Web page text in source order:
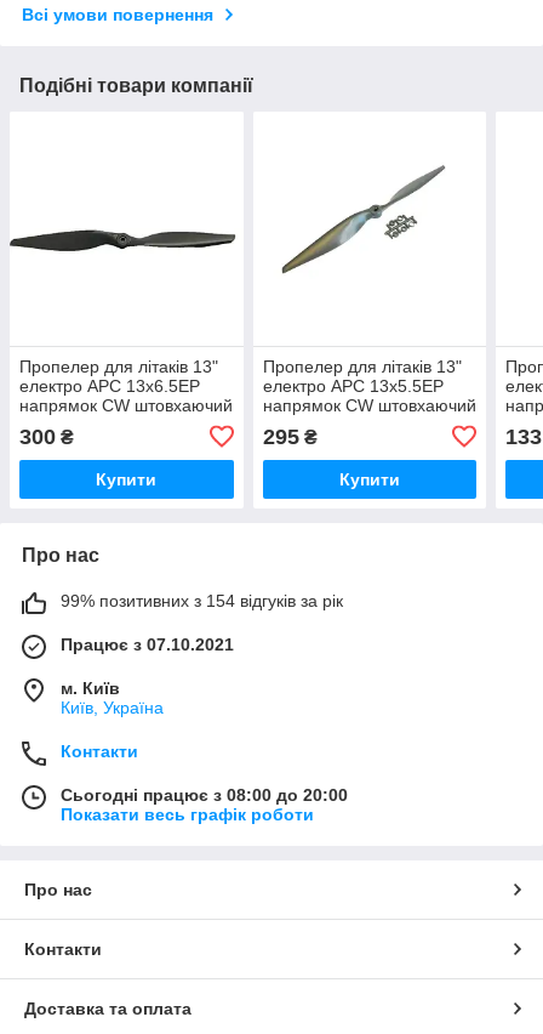
Всі умови повернення
Подібні товари компанії
Пропелер для літаків 13"
електро APC 13x6.5EP
напрямок CW штовхаючий
300 ₴
Купити
Пропелер для літаків 13"
електро APC 13x5.5EP
напрямок CW штовхаючий
295₴
Купити
133
Про нас
99% позитивних з 154 відгуків за рік
Працює з 07.10.2021
м. Київ
Київ, Україна
Контакти
Сьогодні працює з 08:00 до 20:00
Показати весь графік роботи
Про нас
Контакти
Доставка та оплата